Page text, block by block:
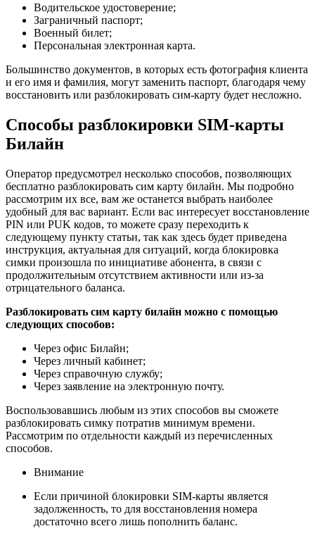
Водительское удостоверение;
Заграничный паспорт;
Военный билет;
Персональная электронная карта.
Большинство документов, в которых есть фотография клиента
и его имя и фамилия, могут заменить паспорт, благодаря чему
восстановить или разблокировать сим-карту будет несложно.
Способы разблокировки SIM-карты
Билайн
Оператор предусмотрел несколько способов, позволяющих
бесплатно разблокировать сим карту билайн. Мы подробно
рассмотрим их все, вам же останется выбрать наиболее
удобный для вас вариант. Если вас интересует восстановление
PIN или PUK кодов, то можете сразу переходить к
следующему пункту статьи, так как здесь будет приведена
инструкция, актуальная для ситуаций, когда блокировка
симки произошла по инициативе абонента, в связи с
продолжительным отсутствием активности или из-за
отрицательного баланса.
Разблокировать сим карту билайн можно с помощью
следующих способов:
Через офис Билайн;
Через личный кабинет;
Через справочную службу;
Через заявление на электронную почту.
Воспользовавшись любым из этих способов вы сможете
разблокировать симку потратив минимум времени.
Рассмотрим по отдельности каждый из перечисленных
способов.
Внимание
Если причиной блокировки SIM-карты является
задолженность, то для восстановления номера
достаточно всего лишь пополнить баланс.